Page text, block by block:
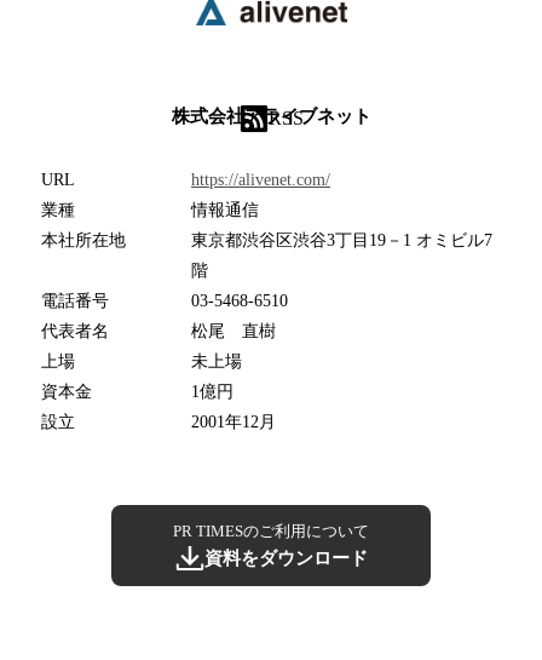
株式会社アライブネット
RSS
URL
https://alivenet.com/
業種
情報通信
本社所在地
東京都渋谷区渋谷3丁目19－1 オミビル7
階
電話番号
03-5468-6510
代表者名
松尾 直樹
上場
未上場
資本金
1億円
設立
2001年12月
PR TIMESのご利用について
資料をダウンロード